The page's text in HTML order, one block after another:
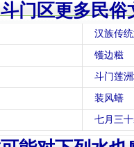
斗门区更多民俗
汉族传
镬边糍
斗门莲
装风蟮
七月三